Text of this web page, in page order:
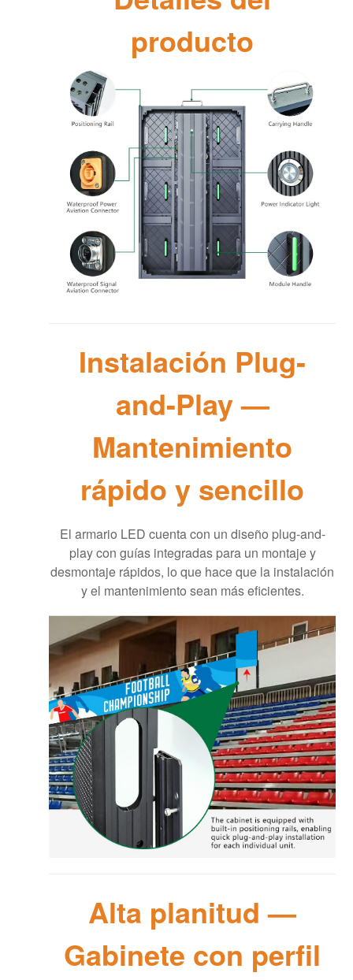
producto
Instalación Plug-
and-Play —
Mantenimiento
rápido y sencillo
El armario LED cuenta con un diseño plug-and-
play con guías integradas para un montaje y
desmontaje rápidos, lo que hace que la instalación
y el mantenimiento sean más eficientes.
Alta planitud —
Gabinete con perfil